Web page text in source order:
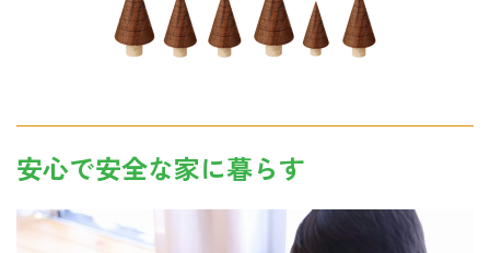
安心で安全な家に暮らす